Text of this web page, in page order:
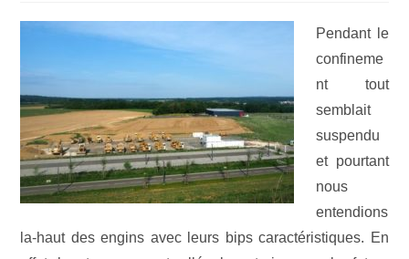
publication :
Pendant le
confineme
nt tout
semblait
suspendu
et pourtant
nous
entendions
la-haut des engins avec leurs bips caractéristiques. En